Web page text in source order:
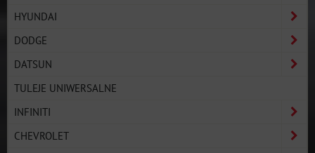
HYUNDAI
DODGE
DATSUN
TULEJE UNIWERSALNE
INFINITI
CHEVROLET